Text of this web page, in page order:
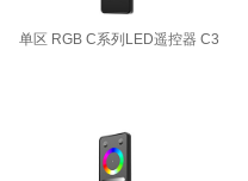
单区 RGB C系列LED遥控器 C3